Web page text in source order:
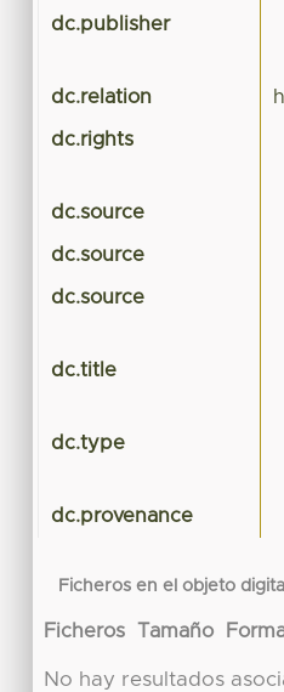
dc.publisher
dc.relation
dc.rights
dc.source
dc.source
dc.source
dc.title
dc.type
dc.provenance
Ficheros en el objeto digital
Ficheros Tamaño
No hay resultados